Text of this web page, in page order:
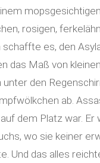
rosigen,
es, den
das Maß von
den
ab.
dem Platz war.
wo sie keiner
Und das alles